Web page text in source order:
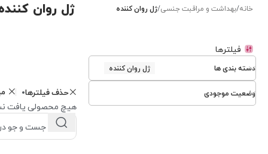
خانه/بهداشت و مراقبت جنسی/ژل روان کننده ژل روان
فیلترها
دسته بندی ها ژل روان کننده
وضعیت موجودی حذف فیلترها
هیچ محصولی یافت